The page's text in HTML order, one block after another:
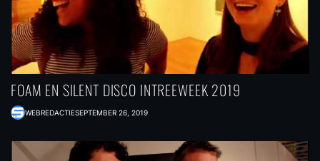
FOAM EN SILENT DISCO INTREEWEEK 2019
WEBREDACTIESEPTEMBER 26, 2019